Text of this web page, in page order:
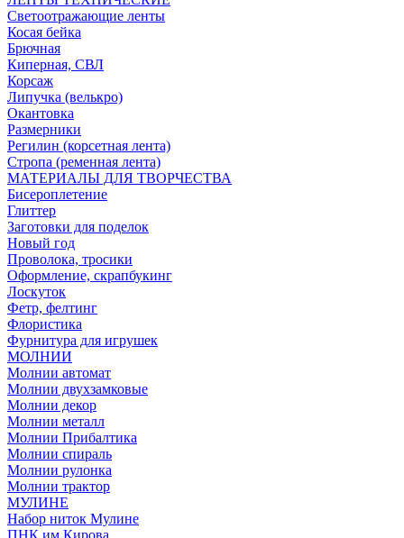
Светоотражающие ленты
Косая бейка
Брючная
Киперная, СВЛ
Корсаж
Липучка (велькро)
Окантовка
Размерники
Регилин (корсетная лента)
Стропа (ременная лента)
МАТЕРИАЛЫ ДЛЯ ТВОРЧЕСТВА
Бисероплетение
Глиттер
Заготовки для поделок
Новый год
Проволока, тросики
Оформление, скрапбукинг
Лоскуток
Фетр, фелтинг
Флористика
Фурнитура для игрушек
МОЛНИИ
Молнии автомат
Молнии двухзамковые
Молнии декор
Молнии металл
Молнии Прибалтика
Молнии спираль
Молнии рулонка
Молнии трактор
МУЛИНЕ
Набор ниток Мулине
ПНК им.Кирова